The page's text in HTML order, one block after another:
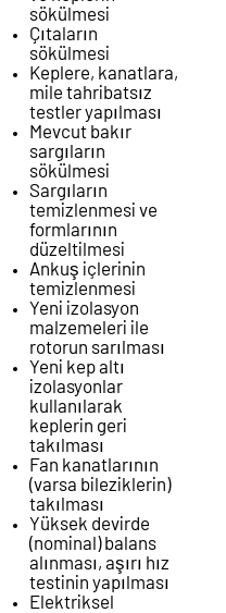
sökülmesi
Çıtaların
sökülmesi
Keplere, kanatlara,
mile tahribatsız
testler yapılması
Mevcut bakır
sargıların
sökülmesi
Sargıların
temizlenmesi ve
formlarının
düzeltilmesi
Ankuş içlerinin
temizlenmesi
Yeni izolasyon
malzemeleri ile
rotorun sarılması
Yeni kep altı
izolasyonlar
kullanılarak
keplerin geri
takılması
Fan kanatlarının
(varsa bileziklerin)
takılması
Yüksek devirde
(nominal) balans
alınması, aşırı hız
testinin yapılması
Elektriksel